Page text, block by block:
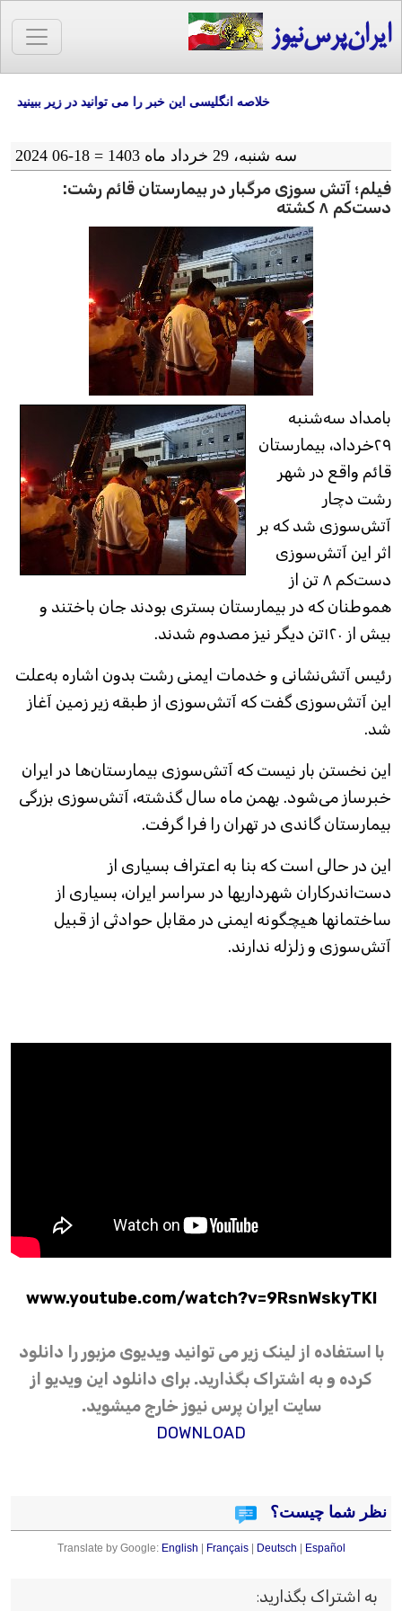
ایران‌پرس‌نیوز
خلاصه انگلیسی این خبر را می توانید در زیر ببینید
سه شنبه، 29 خرداد ماه 1403 = 18-06 2024
فیلم؛ آتش سوزی مرگبار در بیمارستان قائم رشت:
دست‌کم ۸ کشته
بامداد سه‌شنبه
۲۹خرداد، بیمارستان
قائم واقع در شهر
رشت دچار
آتش‌سوزی شد که بر
اثر این آتش‌سوزی
دست‌کم ۸ تن از
هموطنان که در بیمارستان بستری بودند جان باختند و
بیش از ۱۲۰تن دیگر نیز مصدوم شدند.
رئیس آتش‌نشانی و خدمات ایمنی رشت بدون اشاره به‌علت
این آتش‌سوزی گفت که آتش‌سوزی از طبقه زیر زمین آغاز
شد.
این نخستن بار نیست که آتش‌سوزی بیمارستان‌ها در ایران
خبرساز می‌شود. بهمن ماه سال گذشته، آتش‌‎سوزی بزرگی
بیمارستان گاندی در تهران را فرا گرفت.
این در حالی است که بنا به اعتراف بسیاری از
دست‌اندرکاران شهرداریها در سراسر ایران، بسیاری از
ساختمانها هیچگونه ایمنی در مقابل حوادثی از قبیل
آتش‌سوزی و زلزله ندارند.
www.youtube.com/watch?v=9RsnWskyTKI
با استفاده از لینک زیر می توانید ویدیوی مزبور را دانلود
کرده و به اشتراک بگذارید. برای دانلود این ویدیو از
سایت ایران پرس نیوز خارج میشوید.
DOWNLOAD
نظر شما چیست؟
Translate by Google: English | Français| Deutsch | Español
به اشتراک بگذارید: